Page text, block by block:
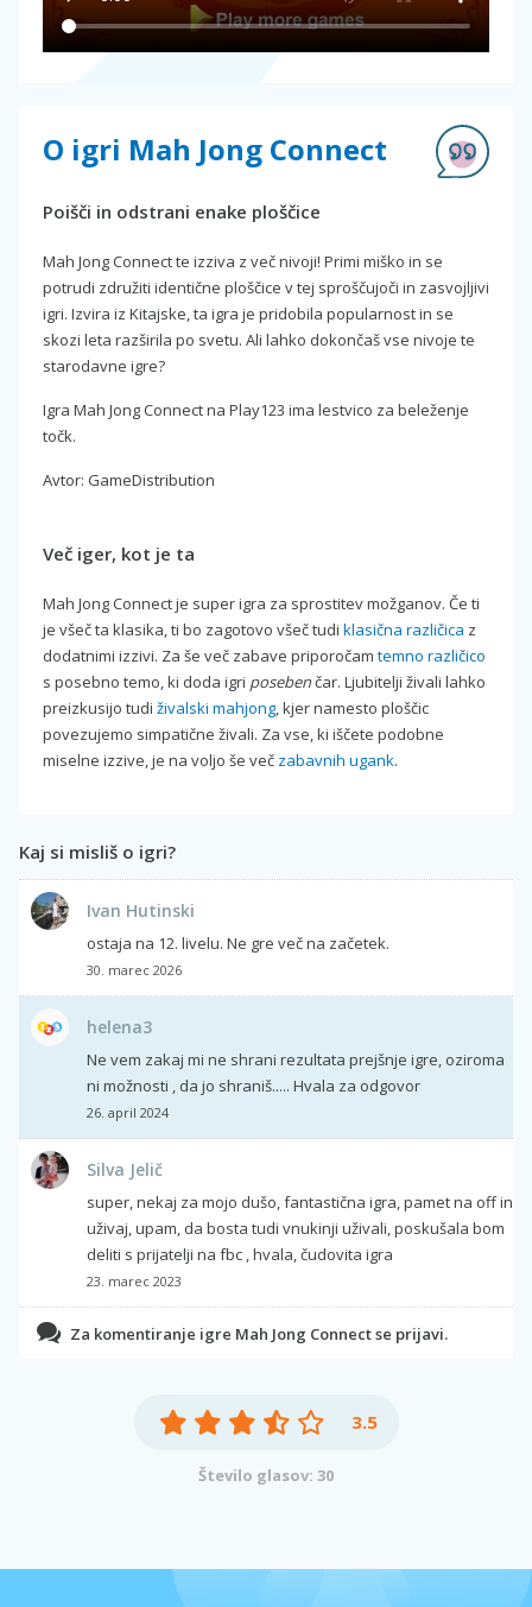
O igri Mah Jong Connect
Poišči in odstrani enake ploščice
Mah Jong Connect te izziva z več nivoji! Primi miško in se
potrudi združiti identične ploščice v tej sproščujoči in zasvojljivi
igri. Izvira iz Kitajske, ta igra je pridobila popularnost in se
skozi leta razširila po svetu. Ali lahko dokončaš vse nivoje te
starodavne igre?
Igra Mah Jong Connect na Play123 ima lestvico za beleženje
točk.
Avtor: GameDistribution
Več iger, kot je ta
Mah Jong Connect je super igra za sprostitev možganov. Če ti
je všeč ta klasika, ti bo zagotovo všeč tudi klasična različica z
dodatnimi izzivi. Za še več zabave priporočam temno različico
s posebno temo, ki doda igri posebenčar. Ljubitelji živali lahko
preizkusijo tudi živalski mahjong, kjer namesto ploščic
povezujemo simpatične živali. Za vse, ki iščete podobne
miselne izzive, je na voljo še več zabavnih ugank.
Kaj si misliš o igri?
Ivan Hutinski
ostaja na 12. livelu. Ne gre več na začetek.
30. marec 2026
helena3
Ne vem zakaj mi ne shrani rezultata prejšnje igre, oziroma
ni možnosti , da jo shraniš..... Hvala za odgovor
26. april 2024
Silva Jelič
super, nekaj za mojo dušo, fantastična igra, pamet na off in
uživaj, upam, da bosta tudi vnukinji uživali, poskušala bom
deliti s prijatelji na fbc , hvala, čudovita igra
23. marec 2023
Za komentiranje igre Mah Jong Connect se prijavi.
3.5
Število glasov: 30